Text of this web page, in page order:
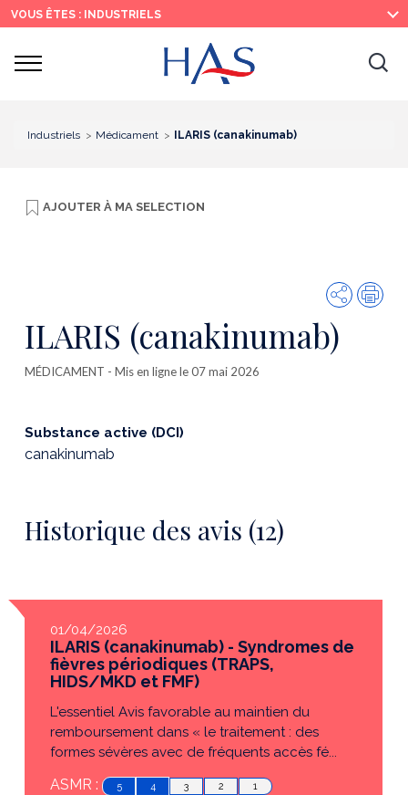
Recherche
Menu
principal
Contenu
principal
VOUS ÊTES : INDUSTRIELS
Ouvrir
Industriels Médicament ILARIS (canakinumab)
AJOUTER À MA SELECTION
Partager
ILARIS (canakinumab)
MÉDICAMENT - Mis en ligne le 07 mai 2026
Substance active (DCI)
canakinumab
Historique des avis (12)
01/04/2026
ILARIS (canakinumab) - Syndromes de
fièvres périodiques (TRAPS,
HIDS/MKD et FMF)
L'essentiel Avis favorable au maintien du
remboursement dans « le traitement : des
formes sévères avec de fréquents accès fé...
ASMR : 5 4 3 2 1